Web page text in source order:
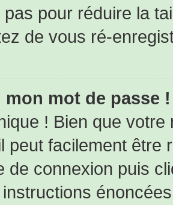
pas pour réduire la
de vous ré-
mon mot de passe !
! Bien que
peut facilement être
de connexion puis